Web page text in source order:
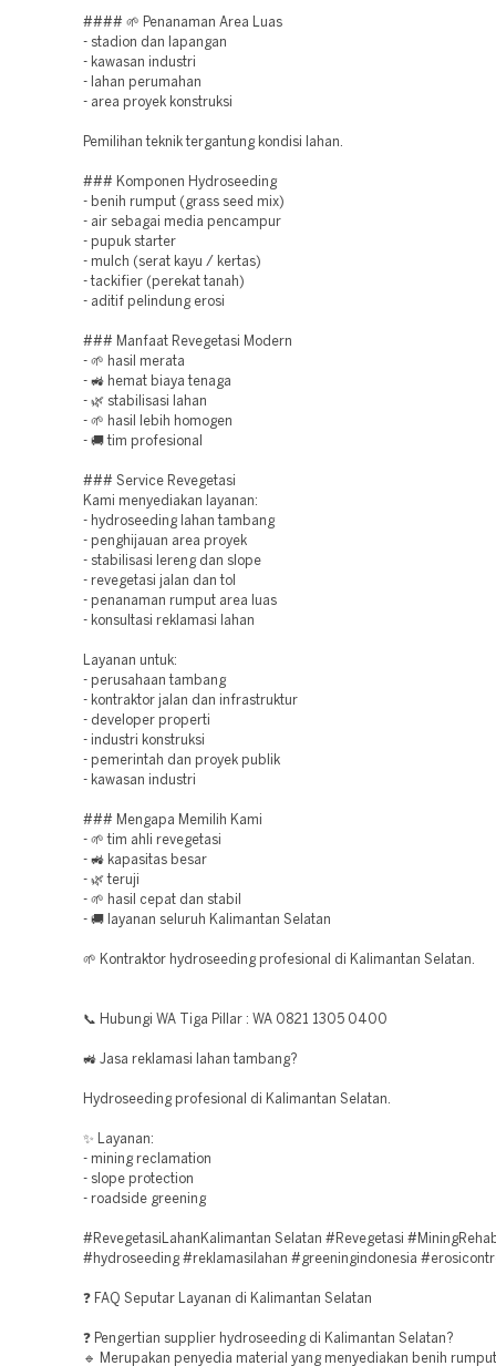
#### 🌱 Penanaman Area Luas
- stadion dan lapangan
- kawasan industri
- lahan perumahan
- area proyek konstruksi
Pemilihan teknik tergantung kondisi lahan.
### Komponen Hydroseeding
- benih rumput (grass seed mix)
- air sebagai media pencampur
- pupuk starter
- mulch (serat kayu / kertas)
- tackifier (perekat tanah)
- aditif pelindung erosi
### Manfaat Revegetasi Modern
- 🌱 hasil merata
- 🚜 hemat biaya tenaga
- 🌿 stabilisasi lahan
- 🌱 hasil lebih homogen
- 🚚 tim profesional
### Service Revegetasi
Kami menyediakan layanan:
- hydroseeding lahan tambang
- penghijauan area proyek
- stabilisasi lereng dan slope
- revegetasi jalan dan tol
- penanaman rumput area luas
- konsultasi reklamasi lahan
Layanan untuk:
- perusahaan tambang
- kontraktor jalan dan infrastruktur
- developer properti
- industri konstruksi
- pemerintah dan proyek publik
- kawasan industri
### Mengapa Memilih Kami
- 🌱 tim ahli revegetasi
- 🚜 kapasitas besar
- 🌿 teruji
- 🌱 hasil cepat dan stabil
- 🚚 layanan seluruh Kalimantan Selatan
🌱 Kontraktor hydroseeding profesional di Kalimantan Selatan.
📞 Hubungi WA Tiga Pillar : WA 0821 1305 0400
🚜 Jasa reklamasi lahan tambang?
Hydroseeding profesional di Kalimantan Selatan.
✨ Layanan:
- mining reclamation
- slope protection
- roadside greening
#RevegetasiLahanKalimantan Selatan #Revegetasi
#hydroseeding #reklamasilahan #greeningindonesia
❓ FAQ Seputar Layanan di Kalimantan Selatan
❓ Pengertian supplier hydroseeding di Kalimantan Selatan?
🔹 Merupakan penyedia material yang menyediakan benih